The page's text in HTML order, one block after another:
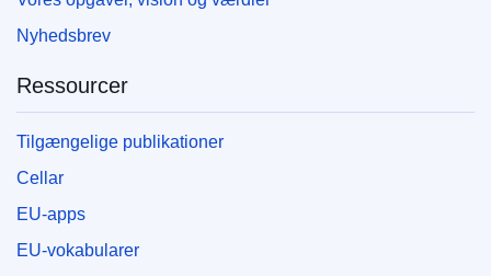
Nyhedsbrev
Ressourcer
Tilgængelige publikationer
Cellar
EU-apps
EU-vokabularer